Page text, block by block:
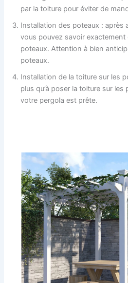
par la toiture pour éviter de
Installation des poteaux : après
vous pouvez savoir
poteaux. Attention à bien
poteaux.
Installation de la toiture sur les
plus qu’à poser la toiture sur les
votre pergola est prête.